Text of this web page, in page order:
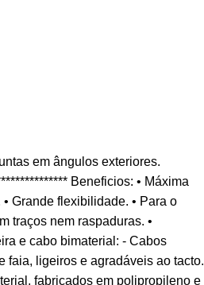
em ângulos exteriores.
Beneficios: • Máxima
Grande flexibilidade. • Para o
traços nem raspaduras. •
e cabo bimaterial: - Cabos
faia, ligeiros e agradáveis ao tacto.
fabricados em polipropileno e